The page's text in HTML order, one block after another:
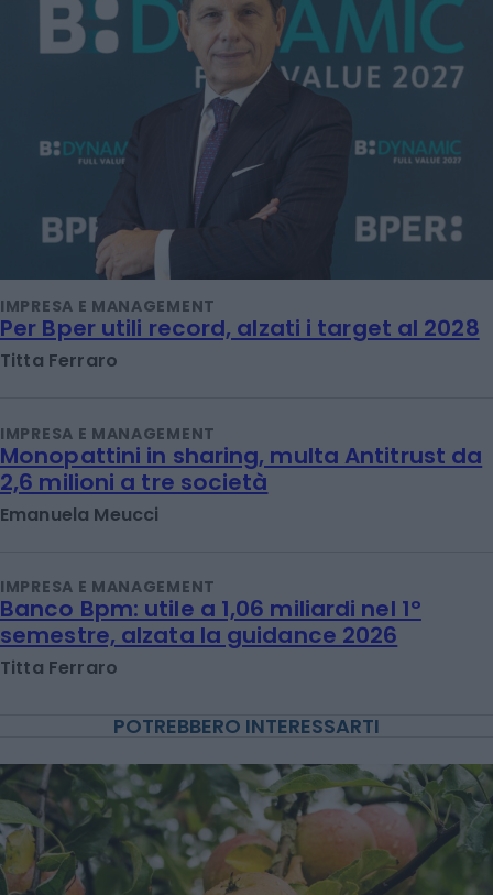
IMPRESA E MANAGEMENT
Per Bper utili record, alzati i target al 2028
Titta Ferraro
IMPRESA E MANAGEMENT
Monopattini in sharing, multa Antitrust da
2,6 milioni a tre società
Emanuela Meucci
IMPRESA E MANAGEMENT
Banco Bpm: utile a 1,06 miliardi nel 1°
semestre, alzata la guidance 2026
Titta Ferraro
POTREBBERO INTERESSARTI